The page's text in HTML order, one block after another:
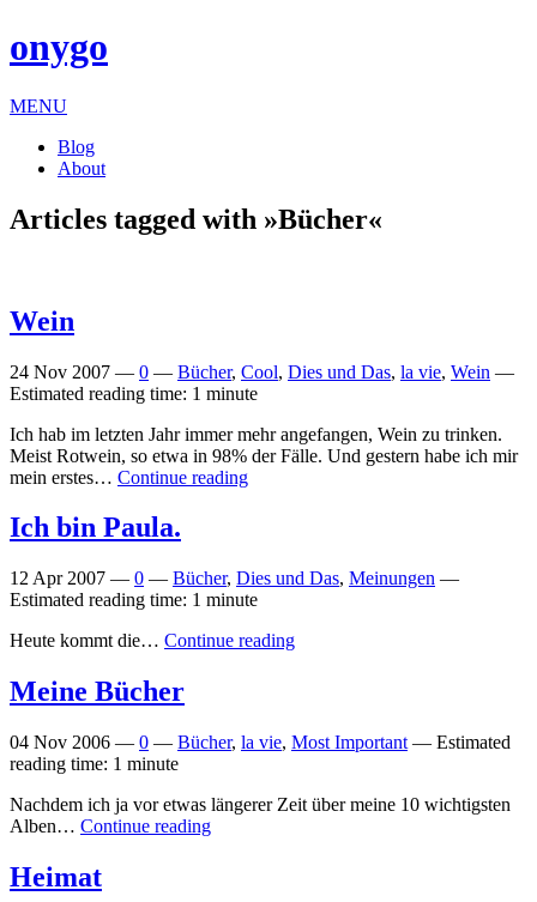
onygo
MENU
Blog
About
Articles tagged with »Bücher«
Wein
24 Nov 2007 — 0 — Bücher, Cool, Dies und Das, la vie, Wein —
Estimated reading time: 1 minute
Ich hab im letzten Jahr immer mehr angefangen, Wein zu trinken.
Meist Rotwein, so etwa in 98% der Fälle. Und gestern habe ich mir
mein erstes… Continue reading
Ich bin Paula.
12 Apr 2007 — 0 — Bücher, Dies und Das, Meinungen —
Estimated reading time: 1 minute
Heute kommt die… Continue reading
Meine Bücher
04 Nov 2006 — 0 — Bücher, la vie, Most Important — Estimated
reading time: 1 minute
Nachdem ich ja vor etwas längerer Zeit über meine 10 wichtigsten
Alben… Continue reading
Heimat